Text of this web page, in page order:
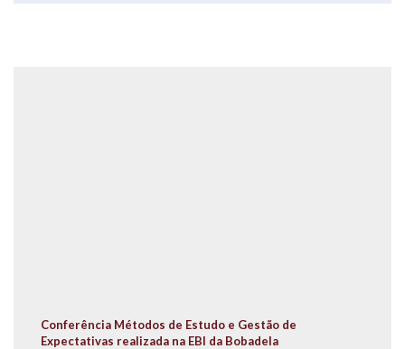
Conferência Métodos de Estudo e Gestão de
Expectativas realizada na EBI da Bobadela